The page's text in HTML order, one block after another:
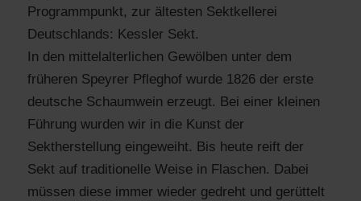
Programmpunkt, zur ältesten Sektkellerei
Deutschlands: Kessler Sekt.
In den mittelalterlichen Gewölben unter dem
früheren Speyrer Pfleghof wurde 1826 der erste
deutsche Schaumwein erzeugt. Bei einer kleinen
Führung wurden wir in die Kunst der
Sektherstellung eingeweiht. Bis heute reift der
Sekt auf traditionelle Weise in Flaschen. Dabei
müssen diese immer wieder gedreht und gerüttelt